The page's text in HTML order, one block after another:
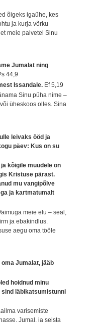
õigeks igaühe, kes
ja kurja võrku
meie palvetel Sinu
Jumalat ning
44,9
Issandale. Ef 5,19
Sinu püha nime –
üheskoos olles. Sina
leivaks ööd ja
päev: Kus on su
kõigile muudele on
Kristuse pärast.
mu vangipõlve
ja kartmatumalt
meie elu – seal,
ja ebakindlus.
aegu oma tööle
Jumalat, jääb
hoidnud minu
sind läbikatsumistunni
varisemiste
Jumal, ja seista